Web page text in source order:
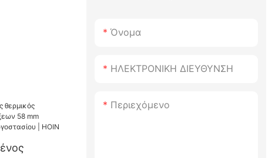
Όνομα
ΗΛΕΚΤΡΟΝΙΚΗ ΔΙΕΥΘΥΝΣΗ
Περιεχόμενο